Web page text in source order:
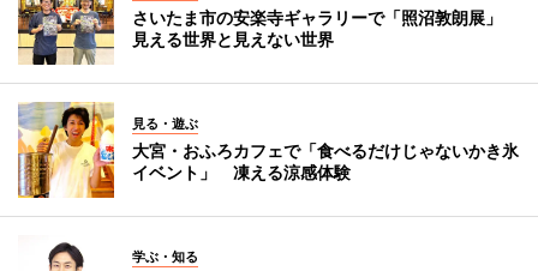
さいたま市の安楽寺ギャラリーで「照沼敦朗展」
見える世界と見えない世界
見る・遊ぶ
大宮・おふろカフェで「食べるだけじゃないかき氷
イベント」 凍える涼感体験
学ぶ・知る